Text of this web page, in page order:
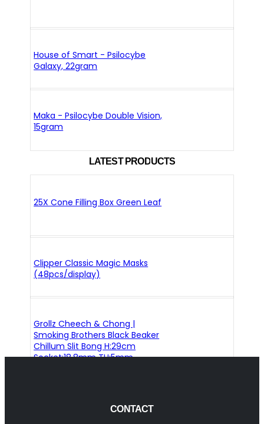
House of Smart - Psilocybe
Galaxy, 22gram
Maka - Psilocybe Double Vision,
15gram
LATEST PRODUCTS
25X Cone Filling Box Green Leaf
Clipper Classic Magic Masks
(48pcs/display)
Grollz Cheech & Chong |
Smoking Brothers Black Beaker
Chillum Slit Bong H:29cm
Socket:18.8mm TH:5mm
CONTACT